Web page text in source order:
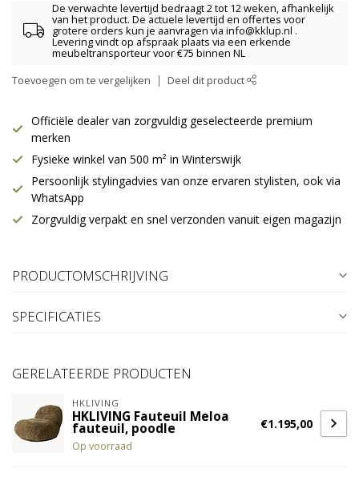
De verwachte levertijd bedraagt 2 tot 12 weken, afhankelijk
van het product. De actuele levertijd en offertes voor
grotere orders kun je aanvragen via info@kklup.nl .
Levering vindt op afspraak plaats via een erkende
meubeltransporteur voor €75 binnen NL
Toevoegen om te vergelijken Deel dit product
Officiële dealer van zorgvuldig geselecteerde premium
merken
Fysieke winkel van 500 m² in Winterswijk
Persoonlijk stylingadvies van onze ervaren stylisten, ook via
WhatsApp
Zorgvuldig verpakt en snel verzonden vanuit eigen magazijn
PRODUCTOMSCHRIJVING
SPECIFICATIES
GERELATEERDE PRODUCTEN
HKLIVING
HKLIVING Fauteuil Meloa
fauteuil, poodle
Op voorraad
€1.195,00